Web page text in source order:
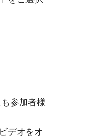
参加者様
デオをオ